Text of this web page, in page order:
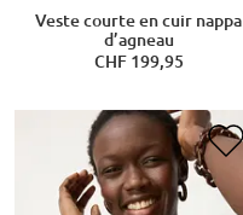
Veste courte en cuir nappa
d’agneau
CHF 199,95